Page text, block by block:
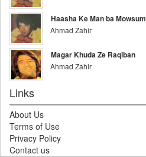
Haasha Ke Man ba Mowsum
Ahmad Zahir
Magar Khuda Ze Raqiban
Ahmad Zahir
Links
About Us
Terms of Use
Privacy Policy
Contact us